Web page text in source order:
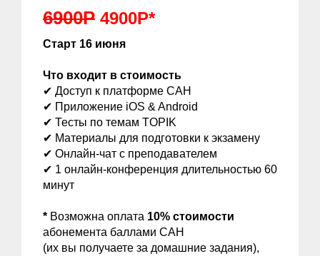
6900Р 4900Р*
Старт 16 июня
Что входит в стоимость
✔ Доступ к платформе САН
✔ Приложение iOS & Android
✔ Тесты по темам TOPIK
✔ Материалы для подготовки к экзамену
✔ Онлайн-чат с преподавателем
✔ 1 онлайн-конференция длительностью 60
минут
* Возможна оплата 10% стоимости
абонемента баллами САН
(их вы получаете за домашние задания),